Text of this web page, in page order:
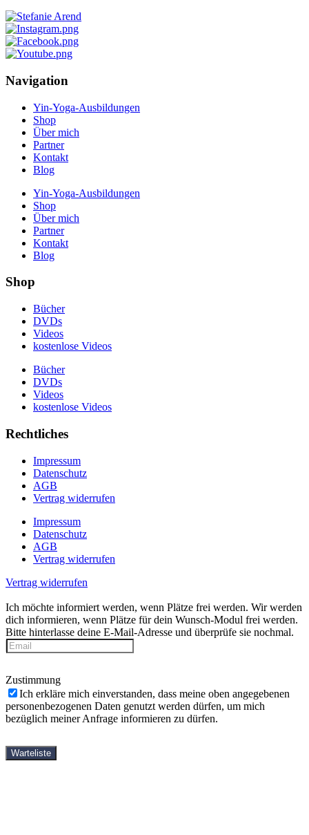
Navigation
Yin-Yoga-Ausbildungen
Shop
Über mich
Partner
Kontakt
Blog
Yin-Yoga-Ausbildungen
Shop
Über mich
Partner
Kontakt
Blog
Shop
Bücher
DVDs
Videos
kostenlose Videos
Bücher
DVDs
Videos
kostenlose Videos
Rechtliches
Impressum
Datenschutz
AGB
Vertrag widerrufen
Impressum
Datenschutz
AGB
Vertrag widerrufen
Vertrag widerrufen
Ich möchte informiert werden, wenn Plätze frei werden. Wir werden
dich informieren, wenn Plätze für dein Wunsch-Modul frei werden.
Bitte hinterlasse deine E-Mail-Adresse und überprüfe sie nochmal.
Zustimmung
Ich erkläre mich einverstanden, dass meine oben angegebenen
personenbezogenen Daten genutzt werden dürfen, um mich
bezüglich meiner Anfrage informieren zu dürfen.
Warteliste